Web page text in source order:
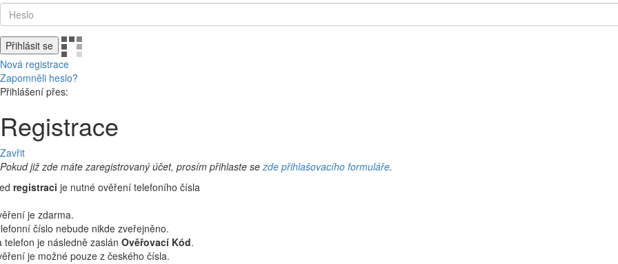
Přihlásit se
Nová registrace
Zapomněli heslo?
Přihlášení přes:
Registrace
Zavřit
Pokud již zde máte zaregistrovaný účet, prosím přihlaste sezde přihlašovacího formuláře.
registraci je nutné ověření telefoního čísla
je zdarma.
číslo nebude nikde zveřejněno.
telefon je následně zaslán Ověřovací Kód.
je možné pouze z českého čísla.